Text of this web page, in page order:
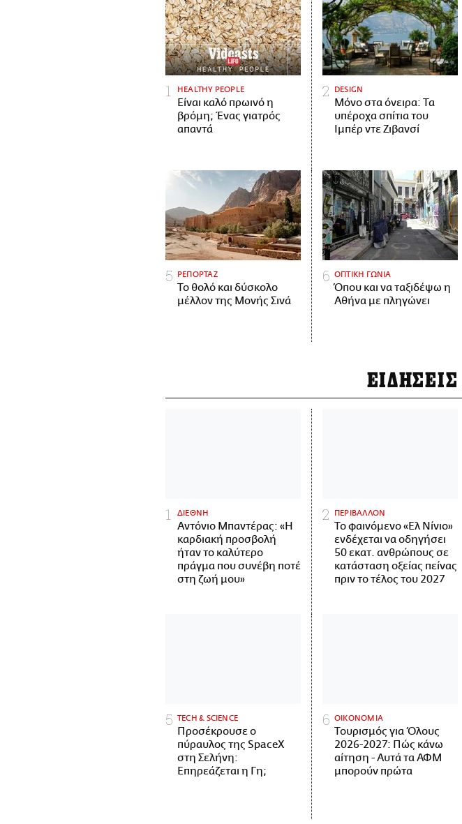
HEALTHY PEOPLE
Είναι καλό πρωινό η
βρόμη; Ένας γιατρός
απαντά
DESIGN
Μόνο στα όνειρα: Τα
υπέροχα σπίτια του
Ιμπέρ ντε Ζιβανσί
ΡΕΠΟΡΤΑΖ
Το θολό και δύσκολο
μέλλον της Μονής Σινά
ΟΠΤΙΚΗ ΓΩΝΙΑ
Όπου και να ταξιδέψω η
Αθήνα με πληγώνει
ΕΙΔΗΣΕΙΣ
ΔΙΕΘΝΗ
Αντόνιο Μπαντέρας: «Η
καρδιακή προσβολή
ήταν το καλύτερο
πράγμα που συνέβη ποτέ
στη ζωή μου»
ΠΕΡΙΒΑΛΛΟΝ
Το φαινόμενο «Ελ Νίνιο»
ενδέχεται να οδηγήσει
50 εκατ. ανθρώπους σε
κατάσταση οξείας πείνας
πριν το τέλος του 2027
ΤECH & SCIENCE
Προσέκρουσε ο
πύραυλος της SpaceX
στη Σελήνη:
Επηρεάζεται η Γη;
ΟΙΚΟΝΟΜΙΑ
Τουρισμός για Όλους
2026-2027: Πώς κάνω
αίτηση - Αυτά τα ΑΦΜ
μπορούν πρώτα